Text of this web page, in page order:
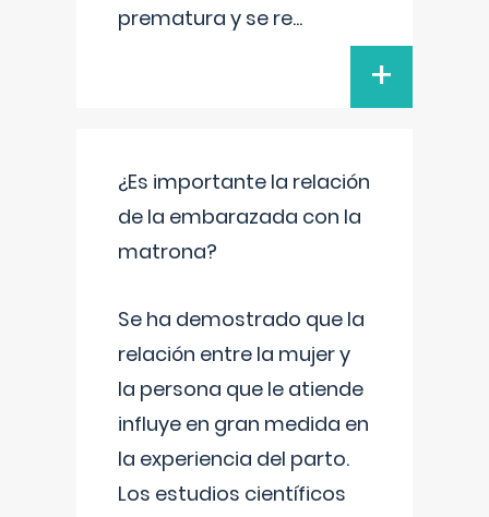
prematura y se re...
+
¿Es importante la relación
de la embarazada con la
matrona?
Se ha demostrado que la
relación entre la mujer y
la persona que le atiende
influye en gran medida en
la experiencia del parto.
Los estudios científicos